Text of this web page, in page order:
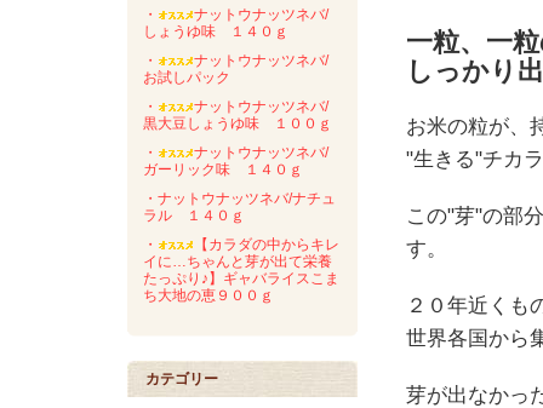
・
ナットウナッツネバ/
しょうゆ味 １４０ｇ
・
ナットウナッツネバ/
お試しパック
・
ナットウナッツネバ/
黒大豆しょうゆ味 １００ｇ
・
ナットウナッツネバ/
ガーリック味 １４０ｇ
・ナットウナッツネバ/ナチュ
ラル １４０ｇ
・
【カラダの中からキレ
イに…ちゃんと芽が出て栄養
たっぷり♪】ギャバライスこま
ち大地の恵９００ｇ
カテゴリー
一粒、一
しっかり
お米の粒が、
"生きる"チカ
この"芽"の部
す。
２０年近くも
世界各国から
芽が出なかっ